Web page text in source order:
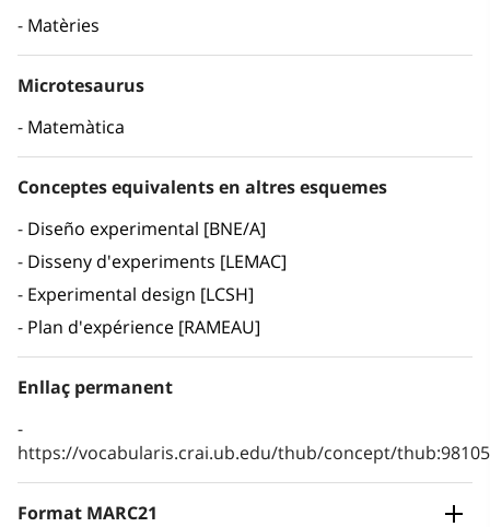
Matèries
Microtesaurus
Matemàtica
Conceptes equivalents en altres esquemes
Diseño experimental [BNE/A]
Disseny d'experiments [LEMAC]
Experimental design [LCSH]
Plan d'expérience [RAMEAU]
Enllaç permanent
https://vocabularis.crai.ub.edu/thub/concept/
Format MARC21